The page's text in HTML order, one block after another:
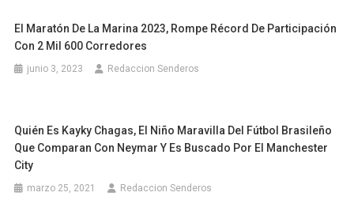
El Maratón De La Marina 2023, Rompe Récord De Participación
Con 2 Mil 600 Corredores
junio 3, 2023 Redaccion Senderos
Quién Es Kayky Chagas, El Niño Maravilla Del Fútbol Brasileño
Que Comparan Con Neymar Y Es Buscado Por El Manchester
City
marzo 25, 2021 Redaccion Senderos